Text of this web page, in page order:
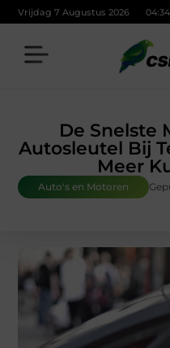
Vrijdag 7 Augustus 2026
De Snelste
Autosleutel Bij
Meer
Auto's en Motoren